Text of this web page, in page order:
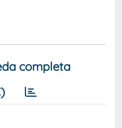
completa